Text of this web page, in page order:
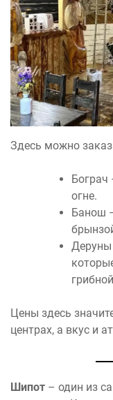
Здесь можно
Бограч
огне.
Банош
Деруны
Цены здесь
центрах, а вкус и
Шипот – один из